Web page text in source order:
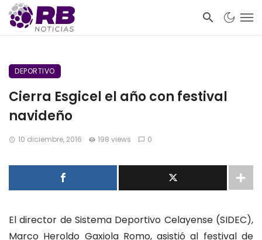
DEPORTIVO
Cierra Esgicel el año con festival
navideño
10 diciembre, 2016 198 views 0
El director de Sistema Deportivo Celayense (SIDEC),
Marco Heroldo Gaxiola Romo, asistió al festival de